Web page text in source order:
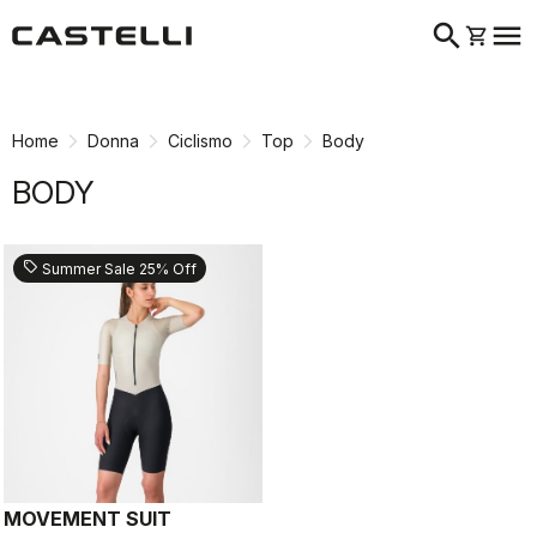
search shopping_cart menu
Home Donna Ciclismo Top Body
BODY
sell Summer Sale 25% Off
MOVEMENT SUIT